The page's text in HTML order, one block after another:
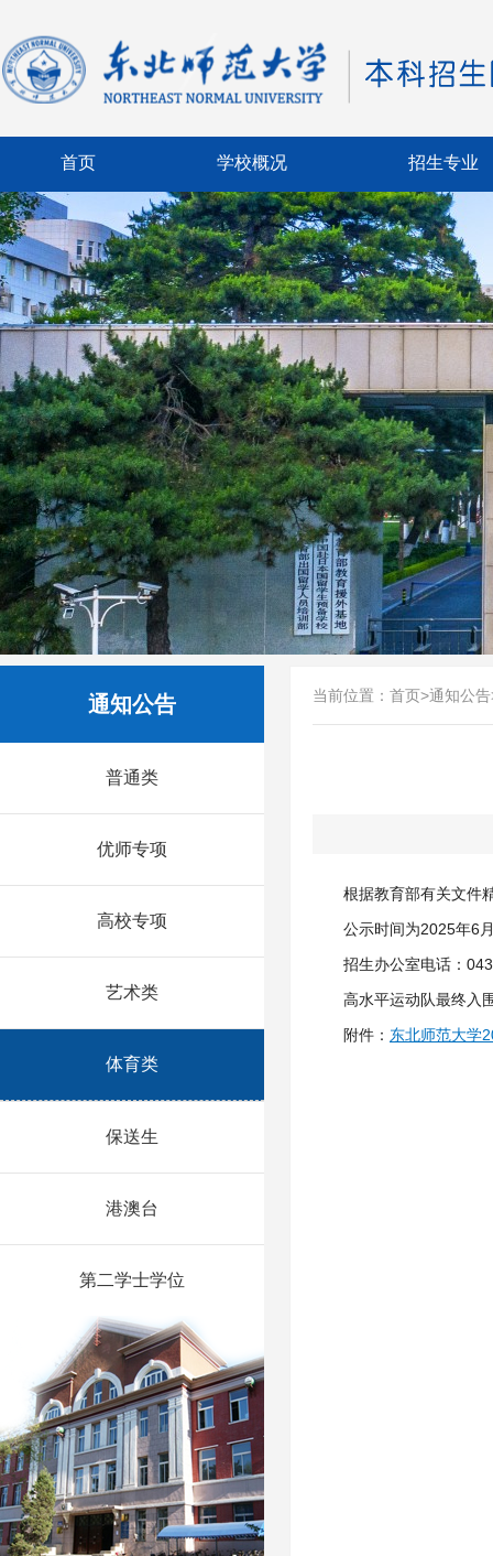
首页 学校概况 招生专业
通知公告
普通类
优师专项
高校专项
艺术类
体育类
保送生
港澳台
第二学士学位
当前位置： 首页>通知公告
根据教育部有关文件
公示时间为2025年6
招生办公室电话：
高水平运动队最终入
附件： 东北师范大学